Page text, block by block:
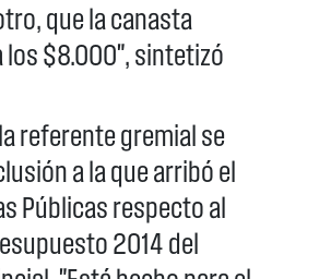
que la canasta
los $8.000", sintetizó
referente gremial se
a la que arribó el
Públicas respecto al
2014 del